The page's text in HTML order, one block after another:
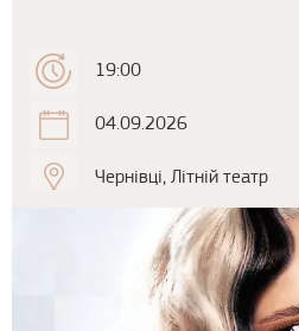
19:00
04.09.2026
Чернівці, Літній театр